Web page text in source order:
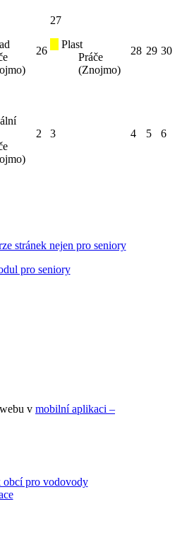
26
27
Plast
Práče
(Znojmo)
28 29 30
2 3 4 5 6
stránek nejen pro seniory
v mobilní aplikaci –